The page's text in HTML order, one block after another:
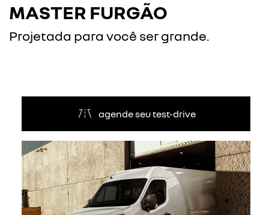
MASTER FURGÃO
Projetada para você ser grande.
agende seu test-drive